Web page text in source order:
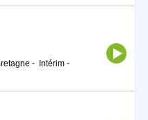
- Intérim -